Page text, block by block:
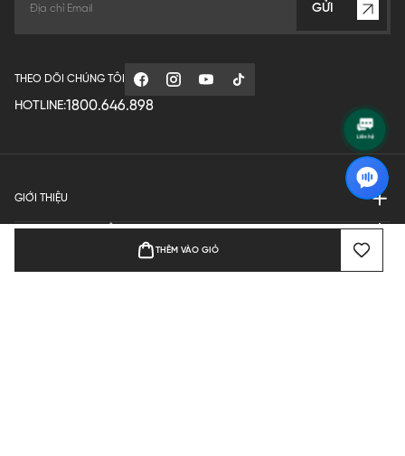
THÊM VÀO GIỎ
GỬI
THEO DÕI CHÚNG TÔI
HOTLINE:1800.646.898
GIỚI THIỆU
QUY ĐỊNH HOẠT ĐỘNG